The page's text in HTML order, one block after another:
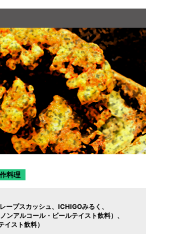
料理
ープスカッシュ
ICHIGOみるく
ンアルコール・ビールテイスト飲料）
スト飲料）